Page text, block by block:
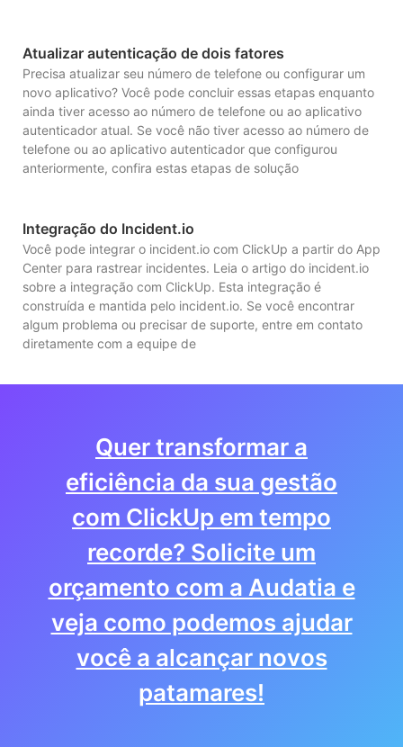
Atualizar autenticação de dois fatores
Precisa atualizar seu número de telefone ou configurar um
novo aplicativo? Você pode concluir essas etapas enquanto
ainda tiver acesso ao número de telefone ou ao aplicativo
autenticador atual. Se você não tiver acesso ao número de
telefone ou ao aplicativo autenticador que configurou
anteriormente, confira estas etapas de solução
Integração do Incident.io
Você pode integrar o incident.io com ClickUp a partir do App
Center para rastrear incidentes. Leia o artigo do incident.io
sobre a integração com ClickUp. Esta integração é
construída e mantida pelo incident.io. Se você encontrar
algum problema ou precisar de suporte, entre em contato
diretamente com a equipe de
Quer transformar a
eficiência da sua gestão
com ClickUp em tempo
recorde? Solicite um
orçamento com a Audatia e
veja como podemos ajudar
você a alcançar novos
patamares!